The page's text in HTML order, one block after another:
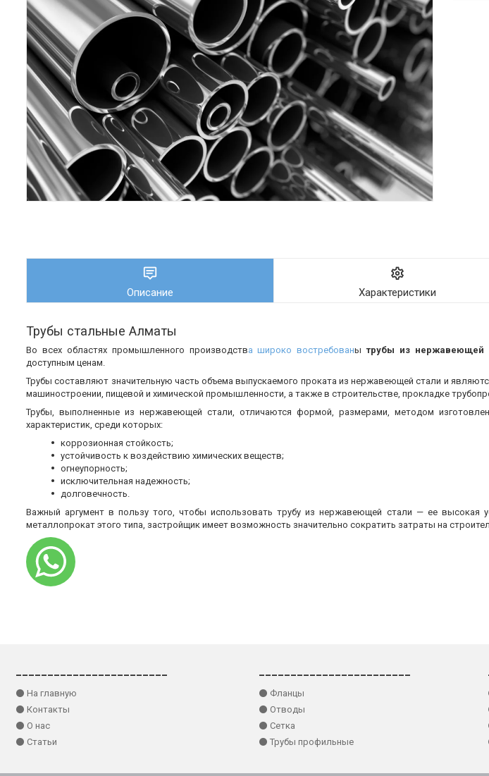
Описание Характеристики
Трубы стальные Алматы
Во всех областях промышленного производства широко востребованытрубы из нержавеющей
доступным ценам.
Трубы составляют значительную часть объема выпускаемого проката из нержавеющей стали и
машиностроении, пищевой и химической промышленности, а также в строительстве, прокладке
Трубы, выполненные из нержавеющей стали, отличаются формой, размерами, методом
характеристик, среди которых:
коррозионная стойкость;
устойчивость к воздействию химических веществ;
огнеупорность;
исключительная надежность;
долговечность.
Важный аргумент в пользу того, чтобы использовать трубу из нержавеющей стали — ее высокая
металлопрокат этого типа, застройщик имеет возможность значительно сократить затраты на
⚫ На главную
⚫ Контакты
⚫ О нас
⚫ Статьи
⚫ Фланцы
⚫ Отводы
⚫ Сетка
⚫ Трубы профильные